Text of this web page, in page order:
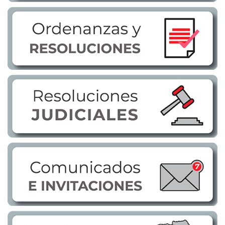
Transparencia
LOTAIP
GAD Macará
2025
2020
2021
2016
2015
2014